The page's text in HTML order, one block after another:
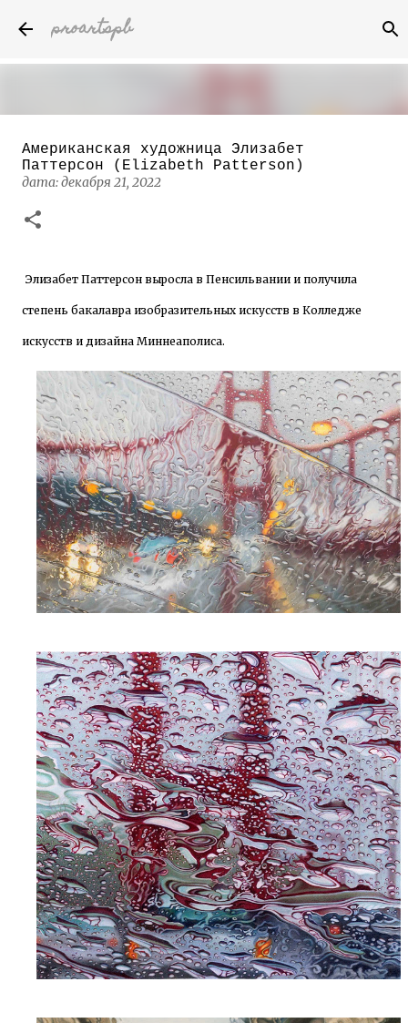
proartspb
Бумажные скульптуры канадского
художника Келвина Николса (Calvin
Nicholls)
Американская художница Элизабет
Паттерсон (Elizabeth Patterson)
дата:декабря 21, 2022
Элизабет Паттерсон выросла в Пенсильвании и получила
степень бакалавра изобразительных искусств в Колледже
искусств и дизайна Миннеаполиса.